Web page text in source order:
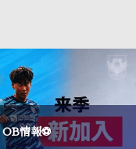
OB情報⚽